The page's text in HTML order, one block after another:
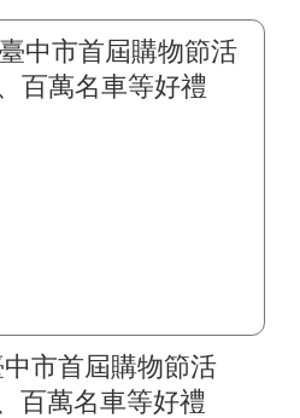
市首屆購物節活
百萬名車等好禮